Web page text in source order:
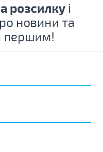
розсилку і
новини та
першим!